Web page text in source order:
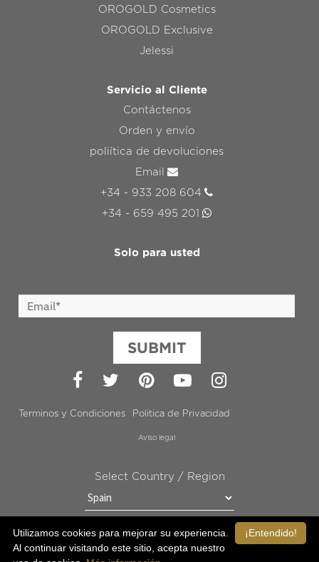
OROGOLD Cosmetics
OROGOLD Exclusive
Jelessi
Servicio al Cliente
Contáctenos
Orden y envío
poliítica de devoluciones
Email
+34 - 933 208 604
+34 - 659 495 201
Solo para usted
SUBMIT
Facebook
TwitterPinterest
YouTubeInstagram
Terminos y Condiciones Politica de Privacidad
Aviso legal
Select Country / Region
MANTÉNGANSE EN CONTACTO CON OROGOLD
¡Entendido!
Utilizamos cookies para mejorar su experiencia.
Al continuar visitando este sitio, acepta nuestro